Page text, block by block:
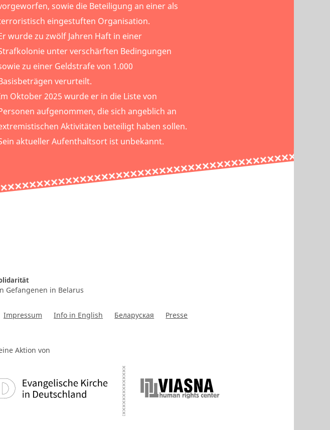
sowie die Beteiligung an einer als
eingestuften Organisation.
wurde zu zwölf Jahren Haft in einer
unter verschärften Bedingungen
zu einer Geldstrafe von 1.000
verurteilt.
Oktober 2025 wurde er in die Liste von
aufgenommen, die sich angeblich an
Aktivitäten beteiligt haben sollen.
aktueller Aufenthaltsort ist unbekannt.
Gefangenen in Belarus
Impressum Info in English Беларуская Presse
Aktion von